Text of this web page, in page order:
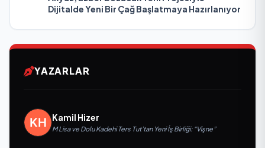
Dijitalde Yeni Bir Çağ Başlatmaya Hazırlanıyor
YAZARLAR
Kamil Hizer
M Lisa ve Dolu Kadehi Ters Tut’tan Yeni İş Birliği: “Vişne”